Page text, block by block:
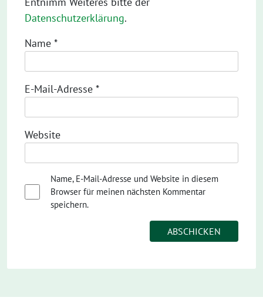
Datenschutzerklärung.
Name *
E-Mail-Adresse *
Website
Name, E-Mail-Adresse und Website in diesem
Browser für meinen nächsten Kommentar
speichern.